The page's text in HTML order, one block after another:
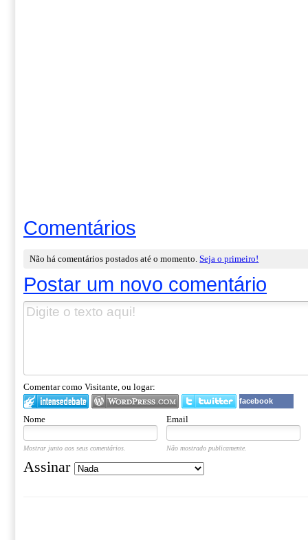
Comentários
Não há comentários postados até o momento.Seja o primeiro!
Postar um novo comentário
Comentar como Visitante, ou logar:
facebook
Nome Email
Mostrar junto aos seus comentários. Não mostrado publicamente.
Assinar